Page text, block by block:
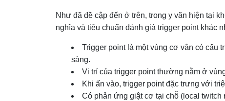
Như đã đề cập đến ở trên, trong y văn hiện tại
nghĩa và tiêu chuẩn đánh giá trigger point khác
Trigger point là một vùng cơ vân có cấu
sàng.
Vị trí của trigger point thường nằm ở
Khi ấn vào, trigger point đặc trưng với
Có phản ứng giật cơ tại chỗ (local